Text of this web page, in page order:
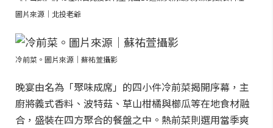
圖片來源｜北投老爺
冷前菜。圖片來源｜蘇祐萱攝影
晚宴由名為「聚味成席」的四小件冷前菜揭開序幕，主
廚將義式香料、波特菇、草山柑橘與櫛瓜等在地食材融
合，盛裝在四方聚合的餐盤之中。熱前菜則選用當季爽